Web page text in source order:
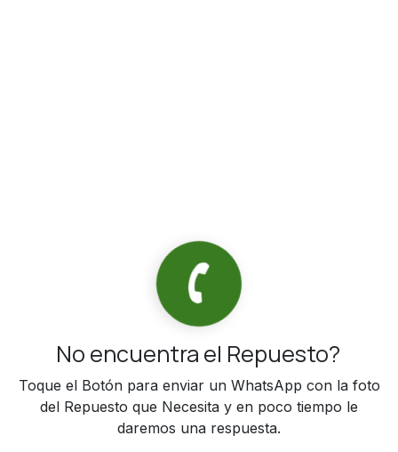
No encuentra el Repuesto?
Toque el Botón para enviar un WhatsApp con la foto
del Repuesto que Necesita y en poco tiempo le
daremos una respuesta.